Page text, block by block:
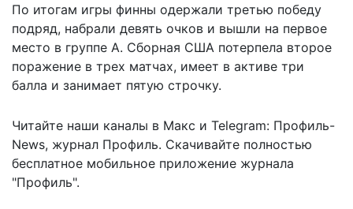
По итогам игры финны одержали третью победу
подряд, набрали девять очков и вышли на первое
место в группе A. Сборная США потерпела второе
поражение в трех матчах, имеет в активе три
балла и занимает пятую строчку.
Читайте наши каналы в Макс и Telegram: Профиль-
News, журнал Профиль. Скачивайте полностью
бесплатное мобильное приложение журнала
"Профиль".